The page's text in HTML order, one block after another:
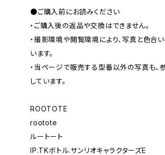
●ご購入前にお読みください
・ご購入後の返品や交換はできません。
・撮影環境や閲覧環境により、写真と色合
います。
・当ページで販売する型番以外の写真も、
しています。
ROOTOTE
rootote
ルートート
IP.TKボトル.サンリオキャラクターズE